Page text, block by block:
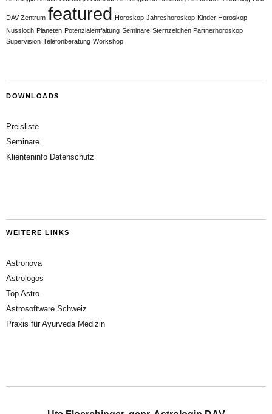
DAV Zentrum featured Horoskop Jahreshoroskop Kinder Horoskop
Nussloch Planeten Potenzialentfaltung Seminare Sternzeichen Partnerhoroskop
Supervision Telefonberatung Workshop
DOWNLOADS
Preisliste
Seminare
Klienteninfo Datenschutz
WEITERE LINKS
Astronova
Astrologos
Top Astro
Astrosoftware Schweiz
Praxis für Ayurveda Medizin